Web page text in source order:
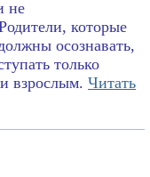
не
которые
осознавать,
только
взрослым. Читать